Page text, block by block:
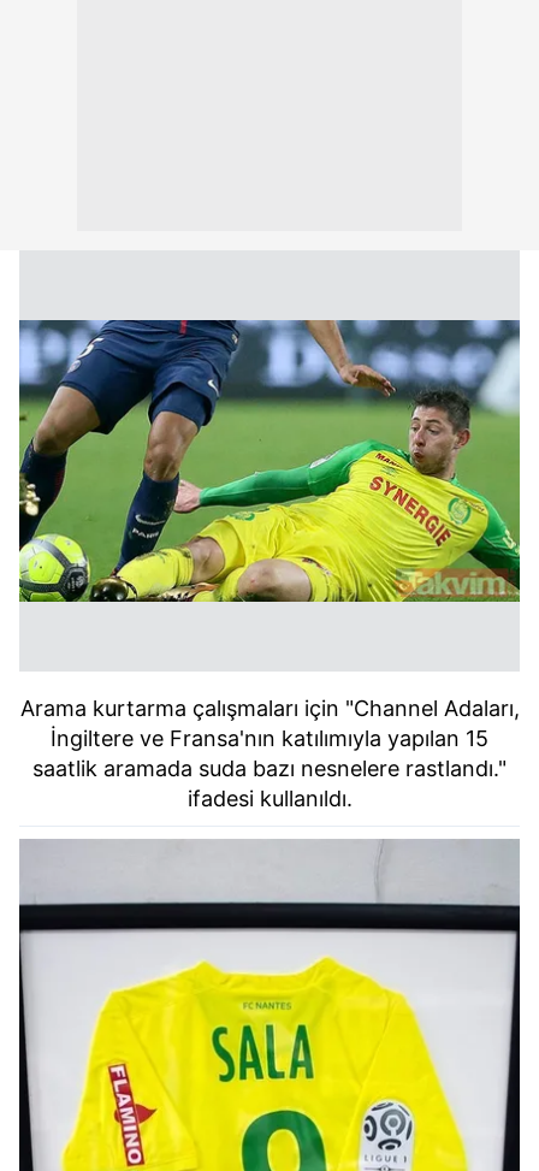
Arama kurtarma çalışmaları için "Channel Adaları,
İngiltere ve Fransa'nın katılımıyla yapılan 15
saatlik aramada suda bazı nesnelere rastlandı."
ifadesi kullanıldı.